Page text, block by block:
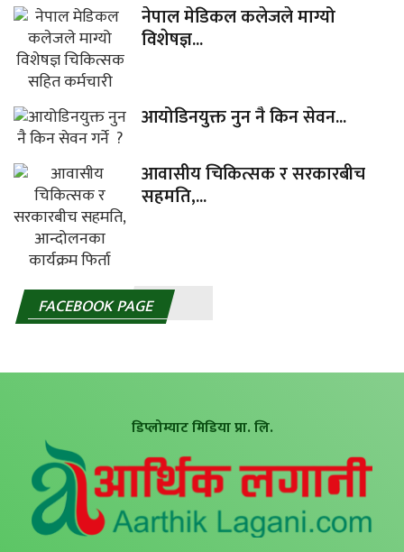
नेपाल मेडिकल कलेजले माग्यो
विशेषज्ञ...
आयोडिनयुक्त नुन नै किन सेवन...
आवासीय चिकित्सक र सरकारबीच
सहमति,...
FACEBOOK PAGE
डिप्लोम्याट मिडिया प्रा. लि.